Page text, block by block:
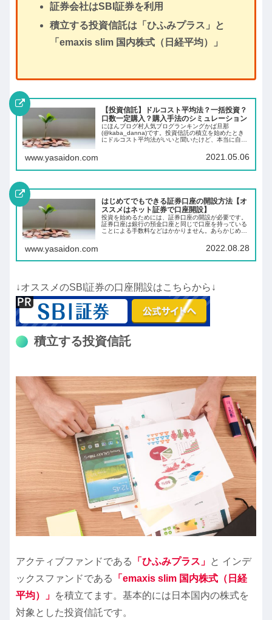
証券会社はSBI証券を利用
積立する投資信託は「ひふみプラス」と
「emaxis slim 国内株式（日経平均）」
【投資信託】ドルコスト平均法？一括投資？
口数一定購入？購入手法のシミュレーション
にほんブログ村人気ブログランキングかば旦那
(@kaba_danna)です。投資信託の積立を始めたとき
にドルコスト平均法がいいと聞いたけど、本当に自分
の結果がわかるのは実際に積立を始めてから10...
www.yasaidon.com 2021.05.06
はじめてでもできる証券口座の開設方法【オ
ススメはネット証券で口座開設】
投資を始めるためには、証券口座の開設が必要です。
証券口座は銀行の預金口座と同じで口座を持っている
ことによる手数料などはかかりません。あらかじめ証
www.yasaidon.com 2022.08.28
↓オススメのSBI証券の口座開設はこちらから↓
積立する投資信託
アクティブファンドである 「ひふみプラス」 と インデ
ックスファンドである
「emaxis slim 国内株式（日経
平均）」 を積立てます。基本的には日本国内の株式を
対象とした投資信託です。